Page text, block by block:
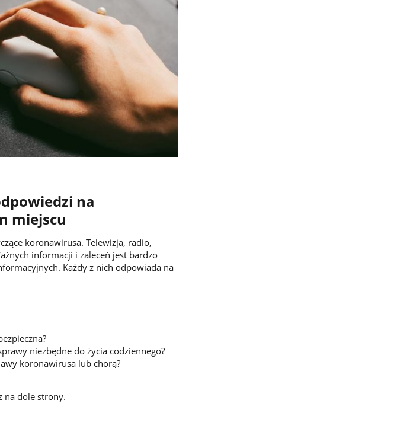
na
miejscu
koronawirusa. Telewizja, radio,
informacji i zaleceń jest bardzo
Każdy z nich odpowiada na
niezbędne do życia codziennego?
koronawirusa lub chorą?
na dole strony.